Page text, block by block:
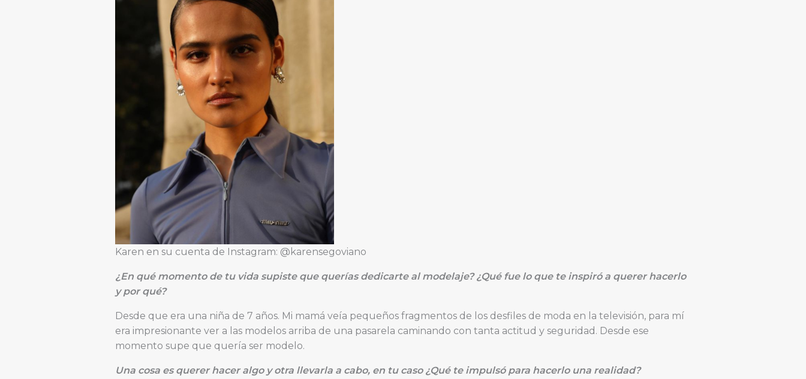
Karen en su cuenta de Instagram: @karensegoviano
¿En qué momento de tu vida supiste que querías dedicarte al modelaje? ¿Qué fue lo que te inspiró a querer hacerlo
y por qué?
Desde que era una niña de 7 años. Mi mamá veía pequeños fragmentos de los desfiles de moda en la televisión, para mí
era impresionante ver a las modelos arriba de una pasarela caminando con tanta actitud y seguridad. Desde ese
momento supe que quería ser modelo.
Una cosa es querer hacer algo y otra llevarla a cabo, en tu caso ¿Qué te impulsó para hacerlo una realidad?